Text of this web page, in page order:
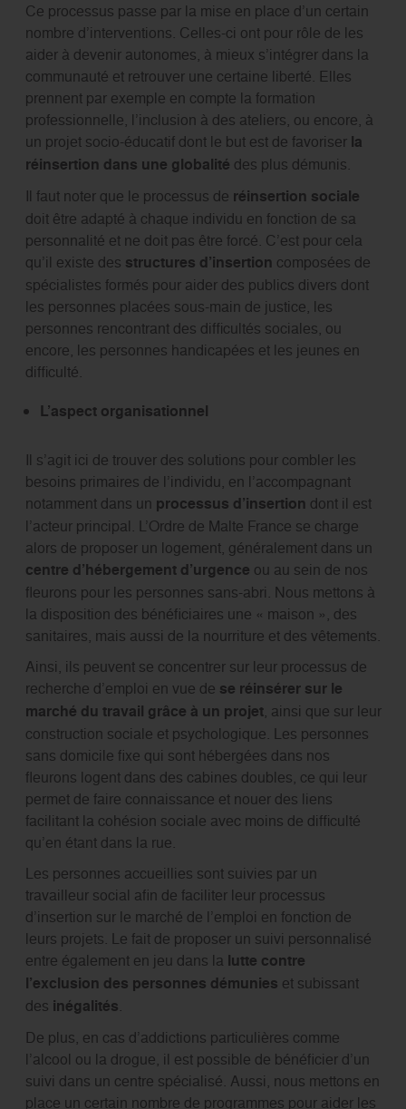
Ce processus passe par la mise en place d’un certain
nombre d’interventions. Celles-ci ont pour rôle de les
aider à devenir autonomes, à mieux s’intégrer dans la
communauté et retrouver une certaine liberté. Elles
prennent par exemple en compte la formation
professionnelle, l’inclusion à des ateliers, ou encore, à
un projet socio-éducatif dont le but est de favoriser la
réinsertion dans une globalité des plus démunis.
Il faut noter que le processus de réinsertion sociale
doit être adapté à chaque individu en fonction de sa
personnalité et ne doit pas être forcé. C’est pour cela
qu’il existe des structures d’insertion composées de
spécialistes formés pour aider des publics divers dont
les personnes placées sous-main de justice, les
personnes rencontrant des difficultés sociales, ou
encore, les personnes handicapées et les jeunes en
difficulté.
L’aspect organisationnel
Il s’agit ici de trouver des solutions pour combler les
besoins primaires de l’individu, en l’accompagnant
notamment dans un processus d’insertion dont il est
l’acteur principal. L’Ordre de Malte France se charge
alors de proposer un logement, généralement dans un
centre d’hébergement d’urgence ou au sein de nos
fleurons pour les personnes sans-abri. Nous mettons à
la disposition des bénéficiaires une « maison », des
sanitaires, mais aussi de la nourriture et des vêtements.
Ainsi, ils peuvent se concentrer sur leur processus de
recherche d’emploi en vue de se réinsérer sur le
marché du travail grâce à un projet, ainsi que sur leur
construction sociale et psychologique. Les personnes
sans domicile fixe qui sont hébergées dans nos
fleurons logent dans des cabines doubles, ce qui leur
permet de faire connaissance et nouer des liens
facilitant la cohésion sociale avec moins de difficulté
qu’en étant dans la rue.
Les personnes accueillies sont suivies par un
travailleur social afin de faciliter leur processus
d’insertion sur le marché de l’emploi en fonction de
leurs projets. Le fait de proposer un suivi personnalisé
entre également en jeu dans la lutte contre
l’exclusion des personnes démunies et subissant
des inégalités.
De plus, en cas d’addictions particulières comme
l’alcool ou la drogue, il est possible de bénéficier d’un
suivi dans un centre spécialisé. Aussi, nous mettons en
place un certain nombre de programmes pour aider les